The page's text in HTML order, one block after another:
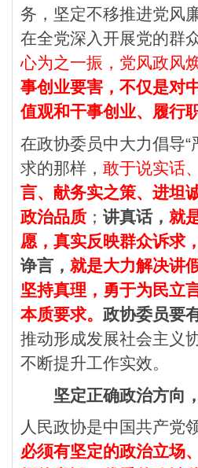
务，坚定不移推进党风
在全党深入开展党的群
心为之一振，党风政风
事创业要害，不仅是对
值观和干事创业、履行
在政协委员中大力倡导“
求的那样， 敢于说实话
言、献务实之策、进坦
政治品质 ； 讲真话， 就
愿，真实反映群众诉求
诤言， 就是大力解决讲
坚持真理，勇于为民立
本质要求。 政协委员要
推动形成发展社会主义
不断提升工作实效。
坚定正确政治方向
人民政协是中国共产党
必须有坚定的政治立场